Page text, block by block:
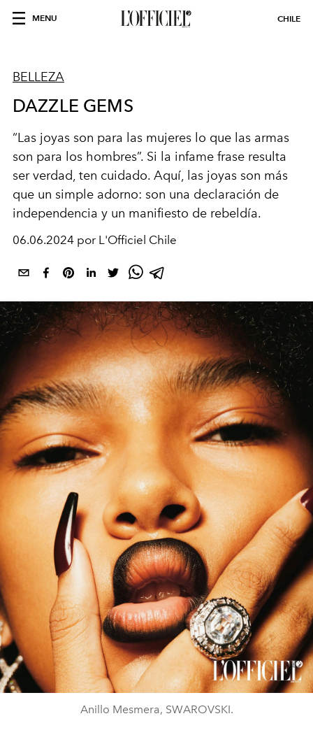
MENU CHILE
BELLEZA
DAZZLE GEMS
“Las joyas son para las mujeres lo que las armas
son para los hombres”. Si la infame frase resulta
ser verdad, ten cuidado. Aquí, las joyas son más
que un simple adorno: son una declaración de
independencia y un manifiesto de rebeldía.
06.06.2024 por L'Officiel Chile
Anillo Mesmera, SWAROVSKI.